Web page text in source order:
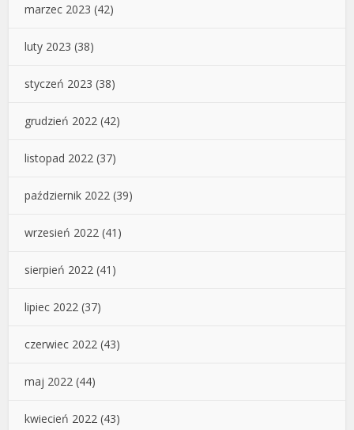
marzec 2023 (42)
luty 2023 (38)
styczeń 2023 (38)
grudzień 2022 (42)
listopad 2022 (37)
październik 2022 (39)
wrzesień 2022 (41)
sierpień 2022 (41)
lipiec 2022 (37)
czerwiec 2022 (43)
maj 2022 (44)
kwiecień 2022 (43)